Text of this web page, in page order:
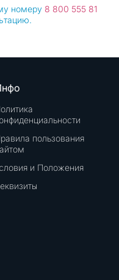
номеру 8 800 555 81
пользования
и Положения